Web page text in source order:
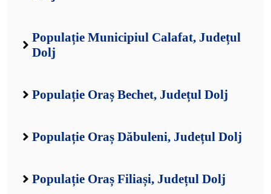
Populație Municipiul Calafat, Județul
Dolj
Populație Oraș Bechet, Județul Dolj
Populație Oraș Dăbuleni, Județul Dolj
Populație Oraș Filiași, Județul Dolj